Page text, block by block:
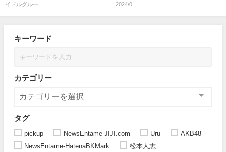
イドルグルー...
2024/0...
キーワード
カテゴリー
タグ
pickup NewsEntame-JIJI.com Uru
AKB48
NewsEntame-HatenaBKMark
松本人志